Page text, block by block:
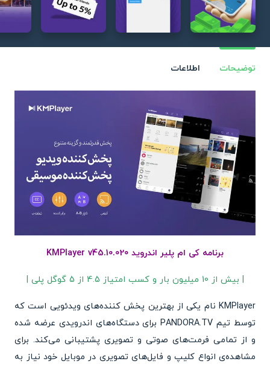
توضیحات اطلاعات
برنامه کی ام پلیر اندروید KMPlayer v45.10.020
| بیش از 10 میلیون بار و کسب امتیاز 4.5 از 5 گوگل پلی |
KMPlayer نام یکی از بهترین پخش کننده‌های ویدئویی است که
توسط تیم PANDORA.TV برای دستگاه‌های اندرویدی عرضه شده
و از تمامی فرمت‌های صوتی و تصویری پشتیبانی می‌کند. برای
مشاهده‌ی انواع کلیپ و فایل‌های تصویری در موبایل خود نیاز به